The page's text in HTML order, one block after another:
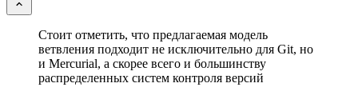
Стоит отметить, что предлагаемая модель
ветвления подходит не исключительно для Git, но
и Mercurial, а скорее всего и большинству
распределенных систем контроля версий